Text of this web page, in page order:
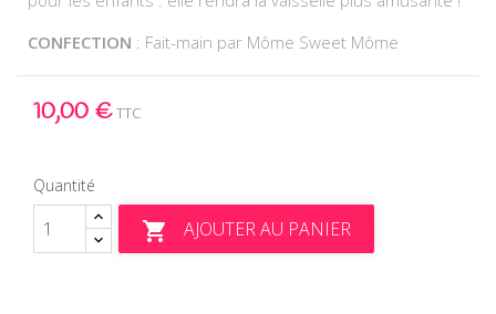
CONFECTION : Fait-main par Môme Sweet Môme
10,00 €TTC
Quantité
 AJOUTER AU PANIER